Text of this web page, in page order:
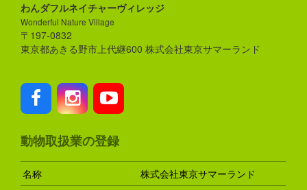
わんダフルネイチャーヴィレッジ
Wonderful Nature Village
〒197-0832
東京都あきる野市上代継600 株式会社東京サマーランド
動物取扱業の登録
名称 株式会社東京サマーランド